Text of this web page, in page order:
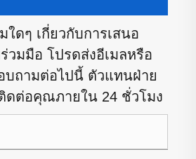
ดๆ เกี่ยวกับการเสนอ
วมมือ โปรดส่งอีเมลหรือ
ถามต่อไปนี้ ตัวแทนฝ่าย
ดต่อคุณภายใน 24 ชั่วโมง